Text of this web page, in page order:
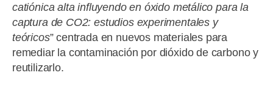
catiónica alta influyendo en óxido metálico para la
captura de CO2: estudios experimentales y
teóricos” centrada en nuevos materiales para
remediar la contaminación por dióxido de carbono y
reutilizarlo.